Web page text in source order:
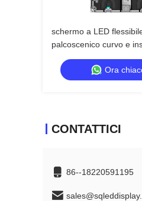
schermo a LED
palcoscenico curvo e
creative
Ora
CONTATTICI
86--18220591195